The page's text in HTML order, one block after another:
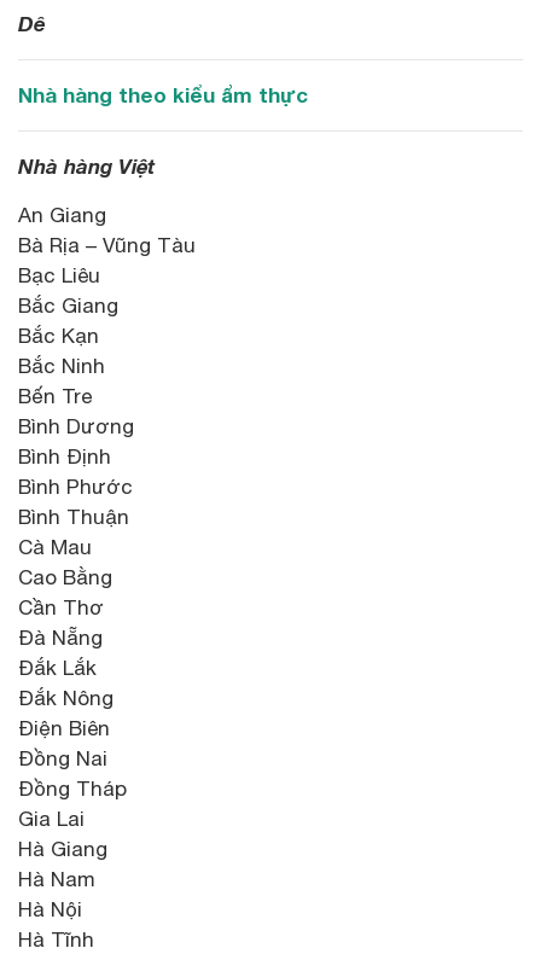
Dê
Nhà hàng theo kiểu ẩm thực
Nhà hàng Việt
An Giang
Bà Rịa – Vũng Tàu
Bạc Liêu
Bắc Giang
Bắc Kạn
Bắc Ninh
Bến Tre
Bình Dương
Bình Định
Bình Phước
Bình Thuận
Cà Mau
Cao Bằng
Cần Thơ
Đà Nẵng
Đắk Lắk
Đắk Nông
Điện Biên
Đồng Nai
Đồng Tháp
Gia Lai
Hà Giang
Hà Nam
Hà Nội
Hà Tĩnh